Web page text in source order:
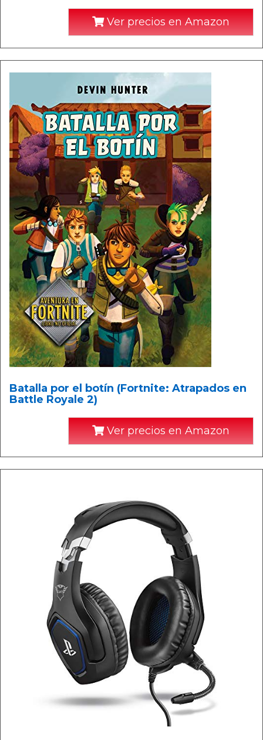
Ver precios en Amazon
Batalla por el botín (Fortnite: Atrapados en
Battle Royale 2)
Ver precios en Amazon